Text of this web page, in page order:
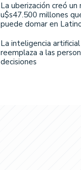
La uberización creó
u$s47.500 millones
puede domar en
La inteligencia
reemplaza a las
decisiones